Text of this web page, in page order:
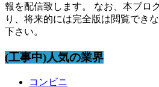
報を配信致します。 なお、本ブロ
り、将来的には完全版は閲覧でき
下さい。
(工事中)人気の業界
コンビニ